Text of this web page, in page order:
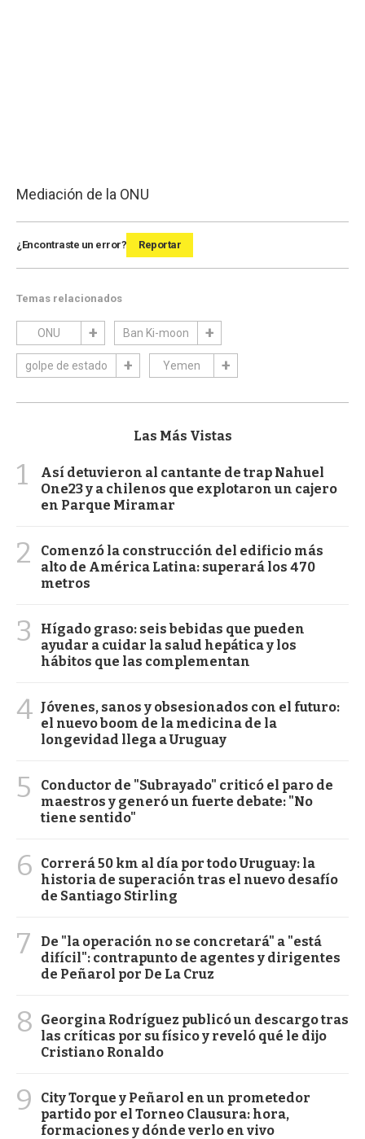
Mediación de la ONU
¿Encontraste un error? Reportar
Temas relacionados
ONU Ban Ki-moon
golpe de estado Yemen
Las Más Vistas
1
Así detuvieron al cantante de trap Nahuel
One23 y a chilenos que explotaron un cajero
en Parque Miramar
2
Comenzó la construcción del edificio más
alto de América Latina: superará los 470
metros
3
Hígado graso: seis bebidas que pueden
ayudar a cuidar la salud hepática y los
hábitos que las complementan
4 Jóvenes, sanos y obsesionados con el futuro:
el nuevo boom de la medicina de la
longevidad llega a Uruguay
5
Conductor de "Subrayado" criticó el paro de
maestros y generó un fuerte debate: "No
tiene sentido"
6
Correrá 50 km al día por todo Uruguay: la
historia de superación tras el nuevo desafío
de Santiago Stirling
7
De "la operación no se concretará" a "está
difícil": contrapunto de agentes y dirigentes
de Peñarol por De La Cruz
8
Georgina Rodríguez publicó un descargo tras
las críticas por su físico y reveló qué le dijo
Cristiano Ronaldo
9
City Torque y Peñarol en un prometedor
partido por el Torneo Clausura: hora,
formaciones y dónde verlo en vivo